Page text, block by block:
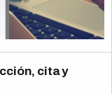
cita y